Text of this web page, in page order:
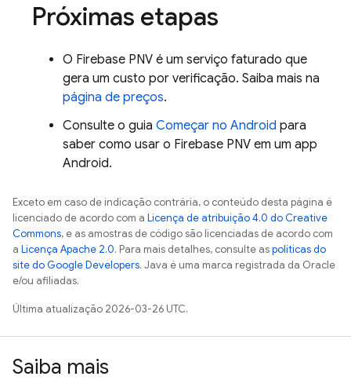
Próximas etapas
O Firebase PNV é um serviço faturado que
gera um custo por verificação. Saiba mais na
página de preços.
Consulte o guia Começar no Android para
saber como usar o Firebase PNV em um app
Android.
Exceto em caso de indicação contrária, o conteúdo desta página é
licenciado de acordo com a Licença de atribuição 4.0 do Creative
Commons, e as amostras de código são licenciadas de acordo com
a Licença Apache 2.0. Para mais detalhes, consulte aspolíticas do
site do Google Developers. Java é uma marca registrada da Oracle
e/ou afiliadas.
Última atualização 2026-03-26 UTC.
Saiba mais